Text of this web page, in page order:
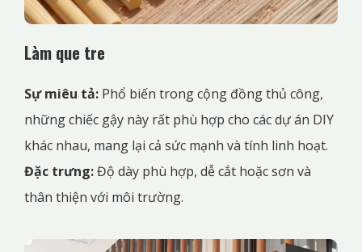
Làm que tre
Sự miêu tả: Phổ biến trong cộng đồng thủ công,
những chiếc gậy này rất phù hợp cho các dự án DIY
khác nhau, mang lại cả sức mạnh và tính linh hoạt.
Đặc trưng:Độ dày phù hợp, dễ cắt hoặc sơn và
thân thiện với môi trường.